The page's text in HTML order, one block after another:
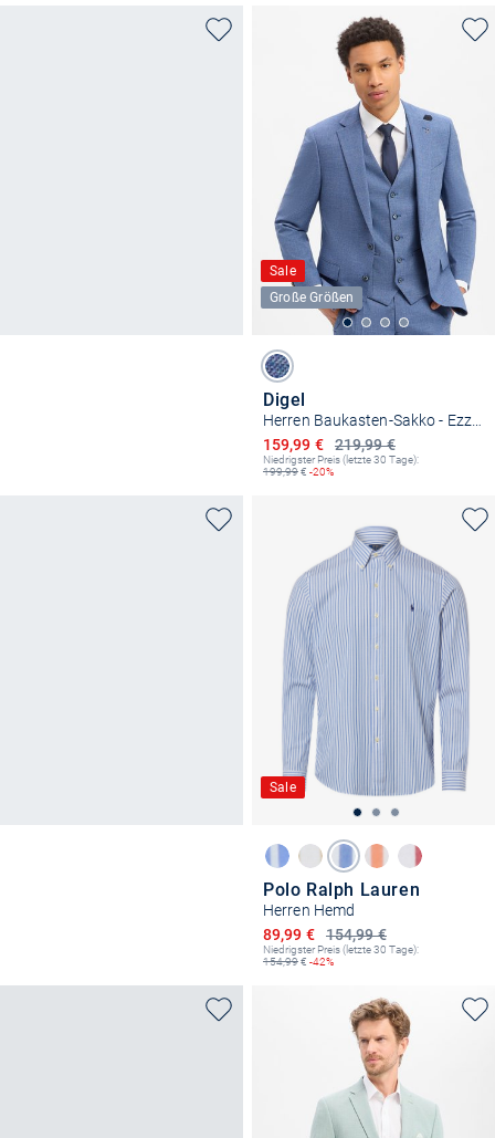
Sale
Große Größen
Digel
Herren Baukasten-Sakko - Ezzo-G
219,99 €
Ermäßigter Preis
159,99 €
Niedrigster Preis (letzte 30 Tage):
199,99€ -20%
Sale
Polo Ralph Lauren
Herren Hemd
154,99 €
Ermäßigter Preis
89,99 €
Niedrigster Preis (letzte 30 Tage):
154,99€ -42%